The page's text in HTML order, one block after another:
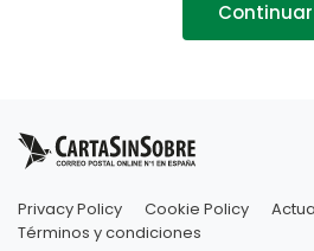
Continuar
Privacy Policy Cookie Policy
Términos y condiciones